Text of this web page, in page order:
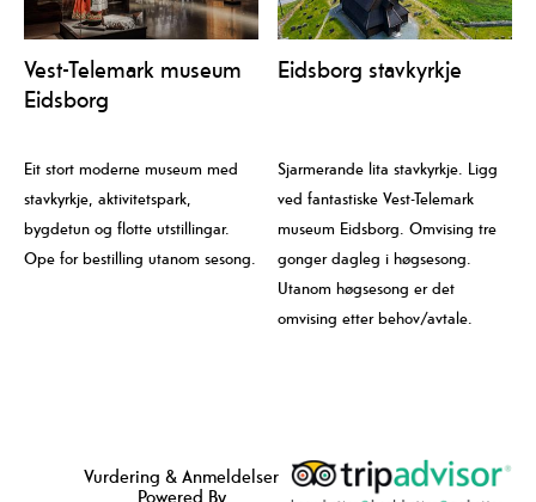
Vest-Telemark museum
Eidsborg
Eit stort moderne museum med
stavkyrkje, aktivitetspark,
bygdetun og flotte utstillingar.
Ope for bestilling utanom sesong.
Eidsborg stavkyrkje
Sjarmerande lita stavkyrkje. Ligg
ved fantastiske Vest-Telemark
museum Eidsborg. Omvising tre
gonger dagleg i høgsesong.
Utanom høgsesong er det
omvising etter behov/avtale.
Vurdering & Anmeldelser
Powered By